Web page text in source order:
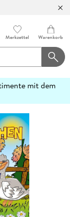
Merkzettel Warenkorb
mit dem